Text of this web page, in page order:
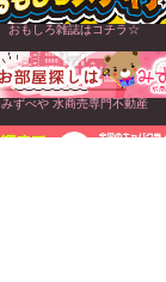
おもしろ雑誌はコチラ☆
みずべや 水商売専門不動産